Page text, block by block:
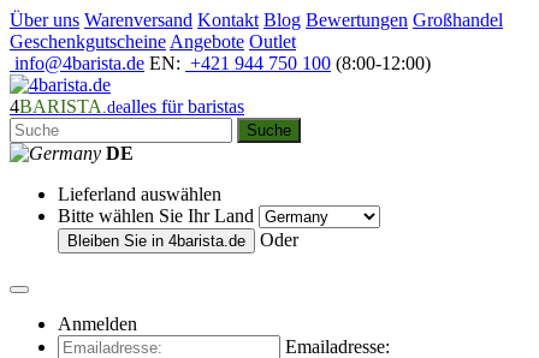
Über uns Warenversand Kontakt Blog Bewertungen Großhandel
Geschenkgutscheine Angebote Outlet
info@4barista.de EN: +421 944 750 100 (8:00-12:00)
4BARISTA .dealles für baristas
Suche
DE
Lieferland auswählen
Bitte wählen Sie Ihr Land
Bleiben Sie in 4barista.de Oder
Anmelden
Emailadresse: